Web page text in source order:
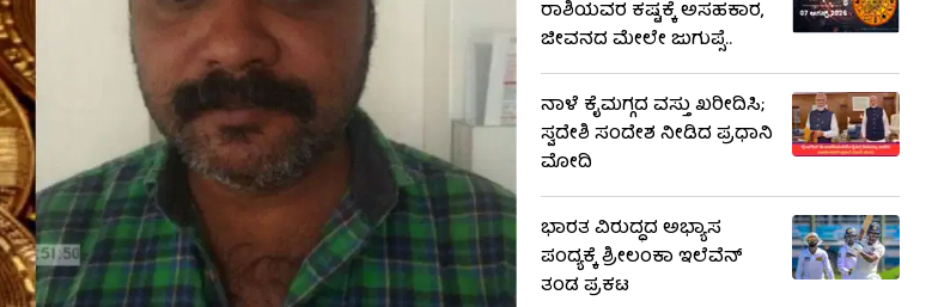
ರಾಶಿಯವರ ಕಷ್ಟಕ್ಕೆ ಅಸಹಕಾರ,
ಜೀವನದ ಮೇಲೇ ಜುಗುಪ್ಸೆ..
ನಾಳೆ ಕೈಮಗ್ಗದ ವಸ್ತು ಖರೀದಿಸಿ;
ಸ್ವದೇಶಿ ಸಂದೇಶ ನೀಡಿದ ಪ್ರಧಾನಿ
ಮೋದಿ
ಭಾರತ ವಿರುದ್ಧದ ಅಭ್ಯಾಸ
ಪಂದ್ಯಕ್ಕೆ ಶ್ರೀಲಂಕಾ ಇಲೆವೆನ್
ತಂಡ ಪ್ರಕಟ